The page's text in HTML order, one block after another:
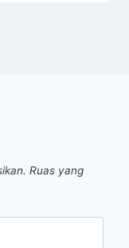
Ruas yang